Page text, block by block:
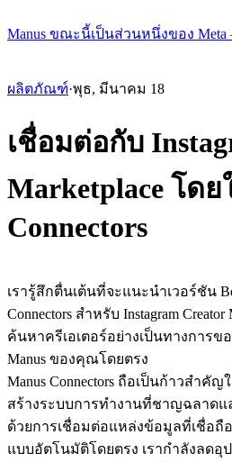
Manus ขณะนี้เป็นส่วนหนึ่งของ
ผลิตภัณฑ์·พุธ, มีนาคม 18
เชื่อมต่อกับ
Marketplace โดย
Connectors
เรารู้สึกตื่นเต้นที่จะแนะนำเวอร์ชัน
Connectors สำหรับ Instagram
ค้นหาครีเอเตอร์อย่างเป็นทางการข
Manus ของคุณโดยตรง
Manus Connectors ถือเป็นก้าวสำคั
สร้างระบบการทำงานที่ชาญฉลาด
ด้วยการเชื่อมต่อแหล่งข้อมูลที่เชื่อถื
แบบอัตโนมัติโดยตรง เรากำลังลดอุ